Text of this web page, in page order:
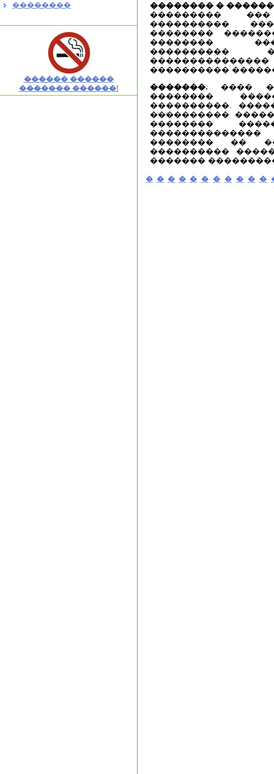
��������
������ ������
������� ������!
�������� �
���������
����������
��������
��������
����������
����������
�������. ����
��������
����������.
����������
��������
�������� ��
����������
�������
� � � � � � � � � � �